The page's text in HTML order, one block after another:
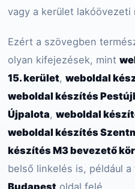
vagy a kerület lakóövezeti
Ezért a szövegben
olyan kifejezések, mint
15. kerület, weboldal
weboldal készítés
Újpalota, weboldal
weboldal készítés
készítés M3 bevezető
belső linkelés is, például a
Budapest oldal felé.